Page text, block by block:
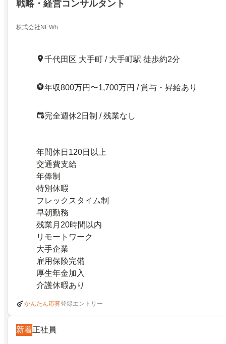
戦略・経営コンサルタント
株式会社NEWh
千代田区 大手町 / 大手町駅 徒歩約2分
年収800万円〜1,700万円 / 賞与・昇給あり
完全週休2日制 / 残業なし
年間休日120日以上
交通費支給
年俸制
特別休暇
フレックスタイム制
早朝勤務
残業月20時間以内
リモートワーク
大手企業
雇用保険完備
厚生年金加入
介護休暇あり
かんたん応募登録エントリー
新着正社員